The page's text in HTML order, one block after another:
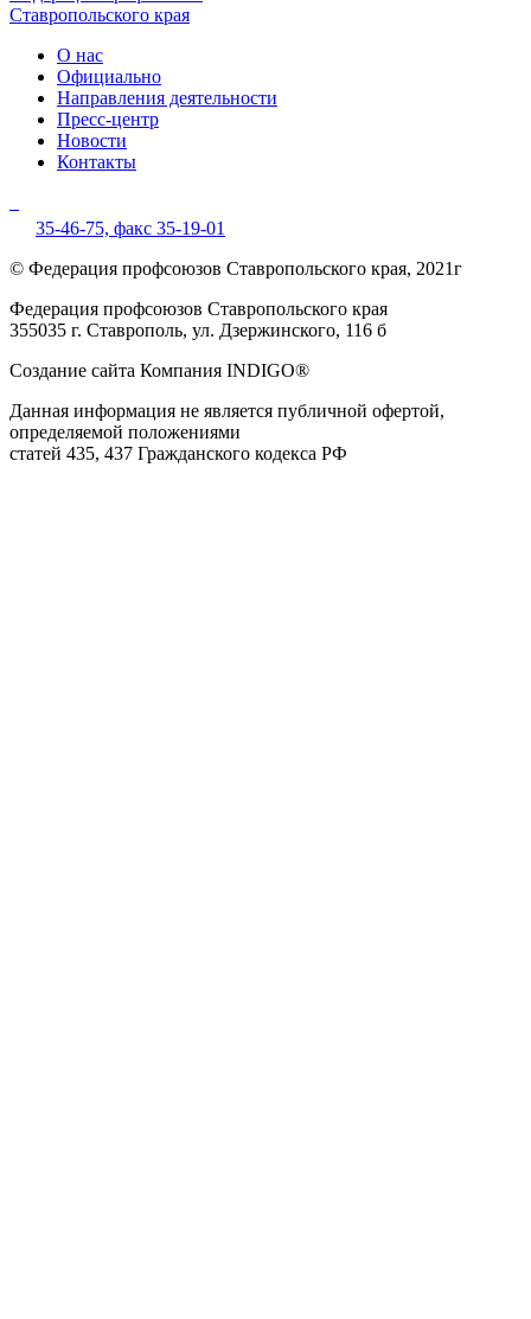
Ставропольского края
О нас
Официально
Направления деятельности
Пресс-центр
Новости
Контакты
35-46-75, факс 35-19-01
© Федерация профсоюзов Ставропольского края, 2021г
Федерация профсоюзов Ставропольского края
355035 г. Ставрополь, ул. Дзержинского, 116 б
Создание сайта Компания INDIGO®
Данная информация не является публичной офертой,
определяемой положениями
статей 435, 437 Гражданского кодекса РФ